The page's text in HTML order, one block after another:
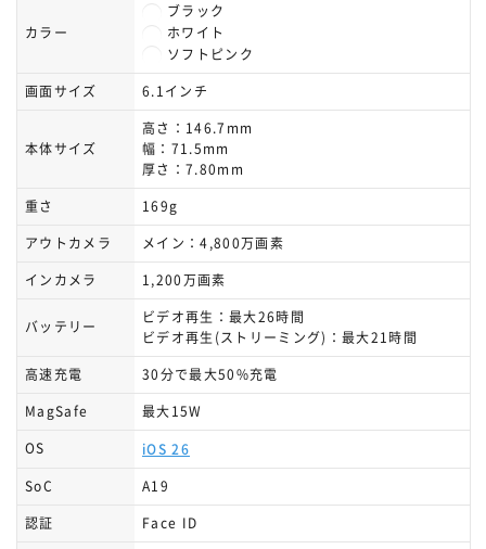
カラー
ブラック
ホワイト
ソフトピンク
画面サイズ
6.1インチ
本体サイズ
高さ：146.7mm
幅：71.5mm
厚さ：7.80mm
重さ
169g
アウトカメラ
メイン：4,800万画素
インカメラ
1,200万画素
バッテリー
ビデオ再生：最大26時間
ビデオ再生(ストリーミング)：最大21時間
高速充電
30分で最大50%充電
MagSafe
最大15W
OS
iOS 26
SoC
A19
認証
Face ID